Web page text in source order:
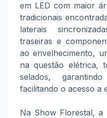
em LED com maior
tradicionais
laterais
traseiras e
ao envelhecimento,
na questão elétrica,
selados,
facilitando o acesso a
Na Show Florestal, a